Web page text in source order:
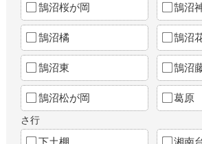
鵠沼桜が岡 鵠沼
鵠沼橘 鵠沼
鵠沼東 鵠沼
鵠沼松が岡 葛原
さ行
下土棚 湘南